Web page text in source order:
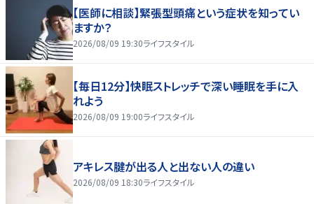
【医師に相談】緊張型頭痛という症状を知ってい
ますか？
2026/08/09 19:30ライフスタイル
【毎日12分】快眠ストレッチで深い睡眠を手に入
れよう
2026/08/09 19:00ライフスタイル
アキレス腱が出る人と出ない人の違い
2026/08/09 18:30ライフスタイル